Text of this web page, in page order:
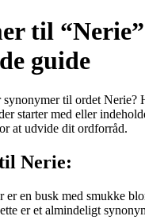
til
guide
til ordet Nerie?
starter med eller
at udvide dit ordforråd.
Nerie:
er en busk med smukke
er et almindeligt